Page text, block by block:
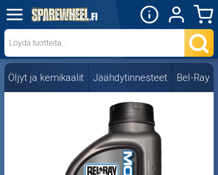
✕
Mopon osat
Skootterin osat
Crossipyörän osat
Moottorikelkan osat
Mopoauton osat
Öljyt ja kemikaalit Jäähdytinnesteet Bel-Ray